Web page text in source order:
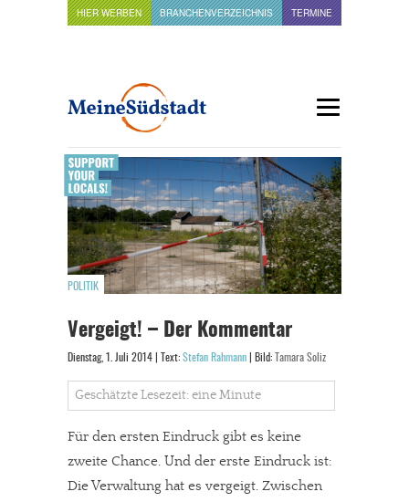
HIER WERBEN BRANCHENVERZEICHNIS TERMINE
POLITIK
Vergeigt! – Der Kommentar
Dienstag, 1. Juli 2014 | Text: Stefan Rahmann | Bild: Tamara Soliz
Geschätzte Lesezeit: eine Minute
Für den ersten Eindruck gibt es keine
zweite Chance. Und der erste Eindruck ist:
Die Verwaltung hat es vergeigt. Zwischen